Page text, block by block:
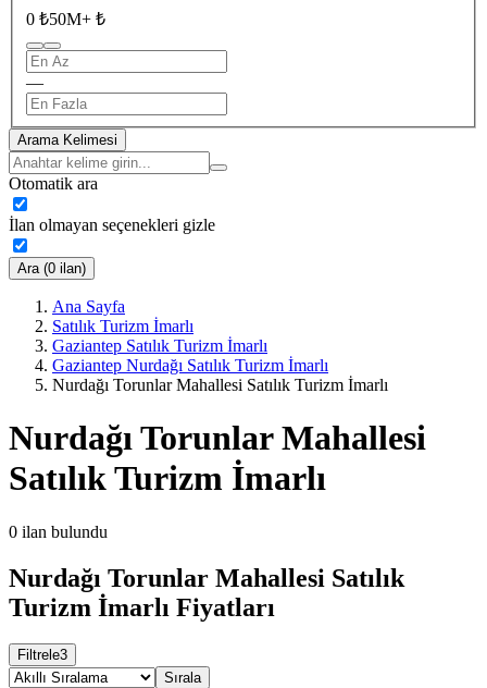
0 ₺50M+ ₺
—
Arama Kelimesi
Otomatik ara
İlan olmayan seçenekleri gizle
Ara (0 ilan)
Ana Sayfa
Satılık Turizm İmarlı
Gaziantep Satılık Turizm İmarlı
Gaziantep Nurdağı Satılık Turizm İmarlı
Nurdağı Torunlar Mahallesi Satılık Turizm İmarlı
Nurdağı Torunlar Mahallesi
Satılık Turizm İmarlı
0 ilan bulundu
Nurdağı Torunlar Mahallesi Satılık
Turizm İmarlı Fiyatları
Filtrele3
Sırala